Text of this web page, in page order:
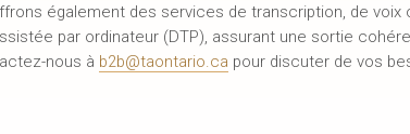
également des services de transcription, de voix
par ordinateur (DTP), assurant une sortie
nous à b2b@taontario.ca pour discuter de vos